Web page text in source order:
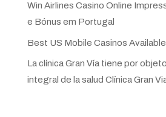
Win Airlines Casino Online
e Bónus em Portugal
Best US Mobile Casinos
La clínica Gran Vía tiene por
integral de la salud Clínica Gran